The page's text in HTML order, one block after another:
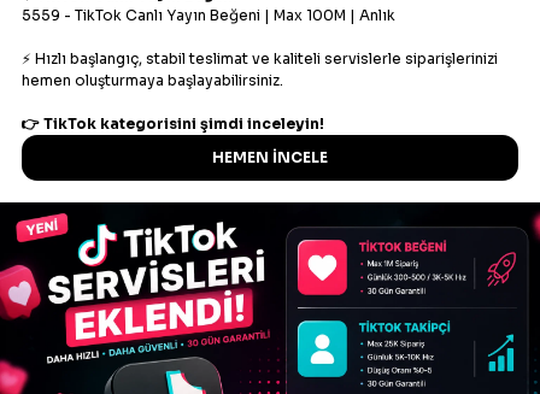
İşletmenize yeni bir boyut kazandırmak için 4 kolay
Bir hesap oluşturun
Her şeyden önce, lütfen bir hesap oluşturun ve
giriş yapın.